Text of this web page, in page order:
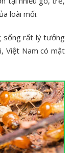
loài mối.
sống rất lý tưởng
Việt Nam có mật